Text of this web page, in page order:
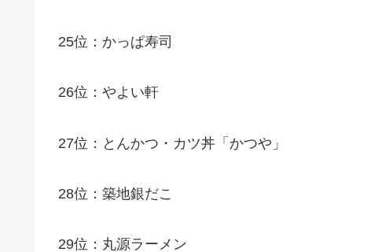
25位：かっぱ寿司
26位：やよい軒
27位：とんかつ・カツ丼「かつや」
28位：築地銀だこ
29位：丸源ラーメン